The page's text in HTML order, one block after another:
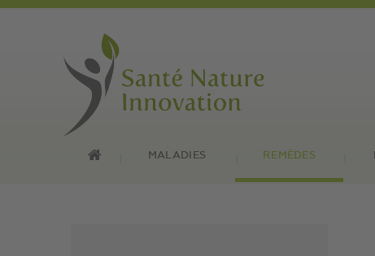
MALADIES REMÈDES